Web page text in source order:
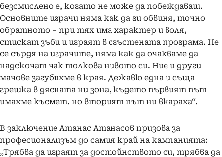
безсмислено е, когато не може да побеждаваш.
Основните играчи няма как да ги обвиня, точно
обратното – при тях има характер и воля,
стискат зъби и играят в сгъстената програма. Не
се сърдя на играчите, няма как да очакваме да
надскочат чак толкова нивото си. Ние и други
мачове загубихме в края. Дежавю една и съща
грешка в дясната ни зона, където първият път
имахме късмет, но вторият път ни вкараха“.
В заключение Атанас Атанасов призова за
професионализъм до самия край на кампанията:
„Трябва да играят за достойнството си, трябва да